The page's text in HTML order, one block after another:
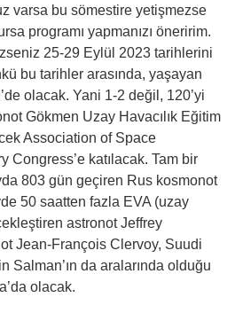
varsa bu sömestire yetişmezse
programı yapmanızı öneririm.
25-29 Eylül 2023 tarihlerini
bu tarihler arasında, yaşayan
olacak. Yani 1-2 değil, 120’yi
Gökmen Uzay Havacılık Eğitim
Association of Space
Congress’e katılacak. Tam bir
803 gün geçiren Rus kosmonot
50 saatten fazla EVA (uzay
astronot Jeffrey
Jean-François Clervoy, Suudi
Salman’ın da aralarında olduğu
olacak.